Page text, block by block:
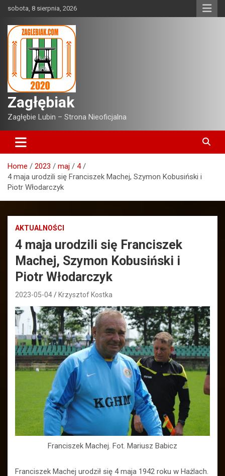
content
sobota, 8 sierpnia, 2026
Zagłębiak
Zagłębie Lubin – Strona Nieoficjalna
Home 2023 maj
4
4 maja urodzili się Franciszek Machej, Szymon Kobusiński i
Piotr Włodarczyk
AKTUALNOŚCI
4 maja urodzili się Franciszek
Machej, Szymon Kobusiński i
Piotr Włodarczyk
2023-05-04 Krzysztof Kostka
Franciszek Machej. Fot. Mariusz Babicz
Franciszek Machej urodził się 4 maja 1942 roku w Hażlach.